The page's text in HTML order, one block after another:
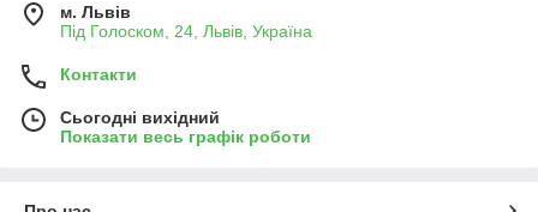
м. Львів
Під Голоском, 24, Львів, Україна
Контакти
Сьогодні вихідний
Показати весь графік роботи